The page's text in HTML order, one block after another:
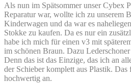
Als nun im Spätsommer unser Cybex
Reparatur war, wollte ich zu unserem
Kinderwagen und da war es
Stokke zu kaufen. Da es nur ein
habe ich mich für einen v3 mit
im schönen Braun. Dazu
Denn das ist das Einzige, das ich an
der Schieber komplett aus Plastik. Das
hochwertig an.